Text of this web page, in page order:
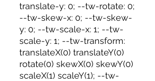
translate-y: 0; --tw-rotate: 0;
--tw-skew-x: 0; --tw-skew-
y: 0; --tw-scale-x: 1; --tw-
scale-y: 1; --tw-transform:
translateX(0) translateY(0)
rotate(0) skewX(0) skewY(0)
scaleX(1) scaleY(1); --tw-